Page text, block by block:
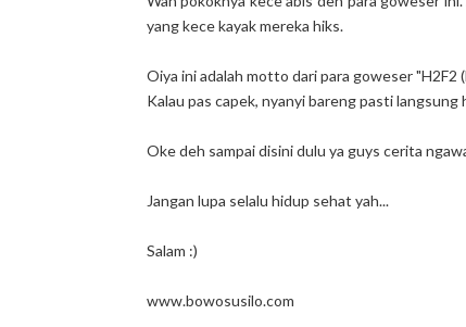
yang kece kayak mereka hiks.
Oiya ini adalah motto dari para goweser "H2F2
Kalau pas capek, nyanyi bareng pasti
Oke deh sampai disini dulu ya guys cerita
Jangan lupa selalu hidup sehat yah...
Salam :)
www.bowosusilo.com